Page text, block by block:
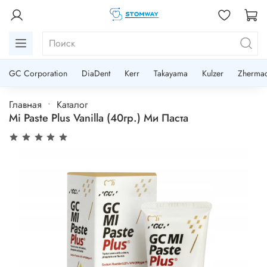
GC Corporation DiaDent Kerr Takayama Kulzer
Главная Каталог
Mi Paste Plus Vanilla (40гр.) Ми Паста